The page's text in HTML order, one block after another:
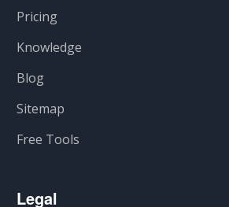
Pricing
Knowledge
Blog
Sitemap
Free Tools
Legal